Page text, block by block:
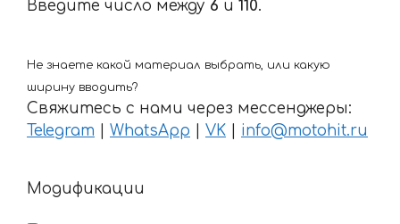
Введите число между 6 и 110.
Не знаете какой материал выбрать, или какую
ширину вводить?
Свяжитесь с нами через мессенджеры:
Telegram
WhatsApp VK info@motohit.ru
Модификации